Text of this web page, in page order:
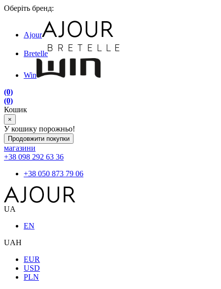
Оберіть бренд:
Ajour
Bretelle
Win
(0)
(0)
Кошик
×
У кошику порожньо!
Продовжити покупки
магазини
+38 098 292 63 36
+38 050 873 79 06
UA
EN
UAH
EUR
USD
PLN